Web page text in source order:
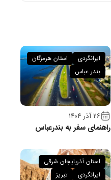
۲۶ آذر ۱۴۰۴
راهنمای سفر به بندرعباس
ایرانگردی
استان هرمزگان
بندر عباس
استان آذربایجان شرقی
ایرانگردی
تبریز